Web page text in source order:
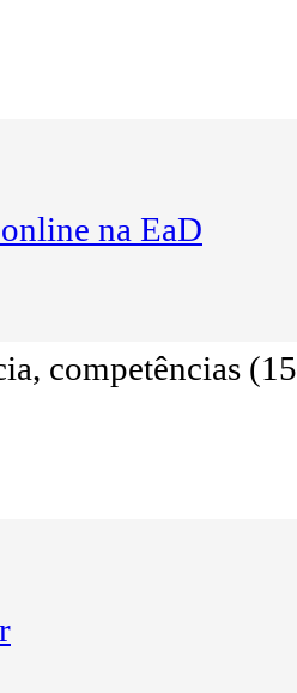
na EaD
competências (15